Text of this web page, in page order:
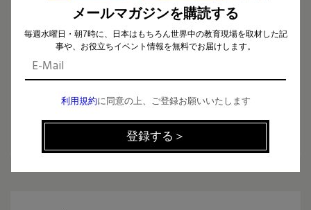
2026.03.07
お知らせ
【新着動画】「となりの学校見学＃29」公開しました
2025.12.26
お知らせ
メールマガジンを購読する
毎週水曜日・朝7時に、日本はもちろん世界中の教育現場を取材した記
事や、お役立ちイベント情報を無料でお届けします。
利用規約に同意の上、ご登録お願いいたします